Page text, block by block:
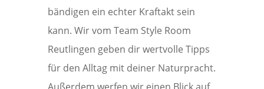
bändigen ein echter Kraftakt sein
kann. Wir vom Team Style Room
Reutlingen geben dir wertvolle Tipps
für den Alltag mit deiner Naturpracht.